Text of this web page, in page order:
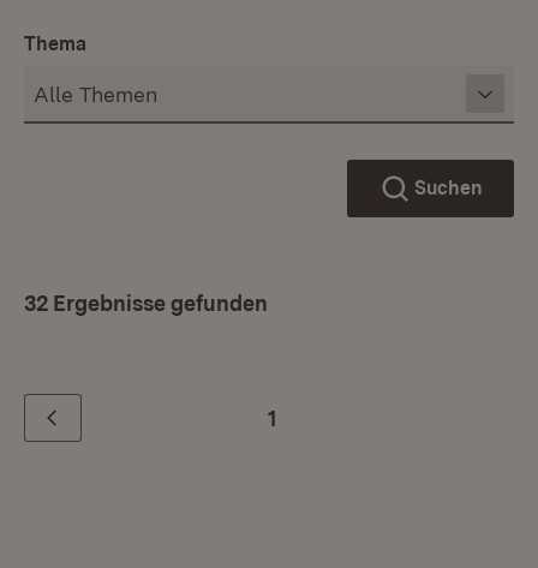
Thema
Suchen
32 Ergebnisse gefunden
Zurück 1